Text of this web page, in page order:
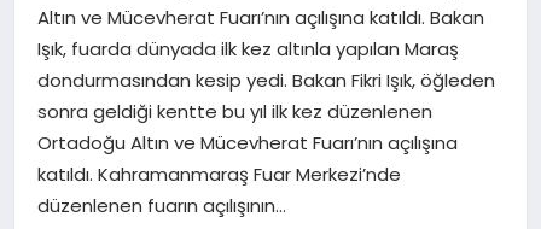
SAĞLIK
SPOR
Altın ve Mücevherat Fuarı’nın açılışına katıldı. Bakan
Işık, fuarda dünyada ilk kez altınla yapılan Maraş
dondurmasından kesip yedi. Bakan Fikri Işık, öğleden
sonra geldiği kentte bu yıl ilk kez düzenlenen
Ortadoğu Altın ve Mücevherat Fuarı’nın açılışına
katıldı. Kahramanmaraş Fuar Merkezi’nde
düzenlenen fuarın açılışının…